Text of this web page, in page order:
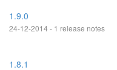
1.9.0
24-12-2014 - 1 release notes
1.8.1